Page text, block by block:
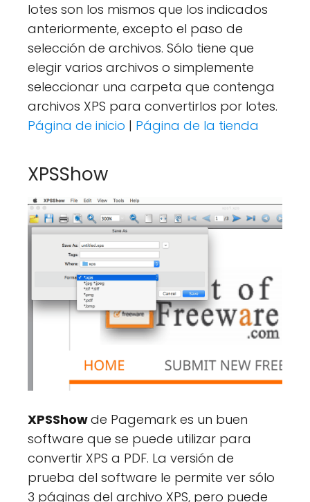
lotes son los mismos que los indicados
anteriormente, excepto el paso de
selección de archivos. Sólo tiene que
elegir varios archivos o simplemente
seleccionar una carpeta que contenga
archivos XPS para convertirlos por lotes.
Página de inicio | Página de la tienda
XPSShow
XPSShowde Pagemark es un buen
software que se puede utilizar para
convertir XPS a PDF. La versión de
prueba del software le permite ver sólo
3 páginas del archivo XPS, pero puede